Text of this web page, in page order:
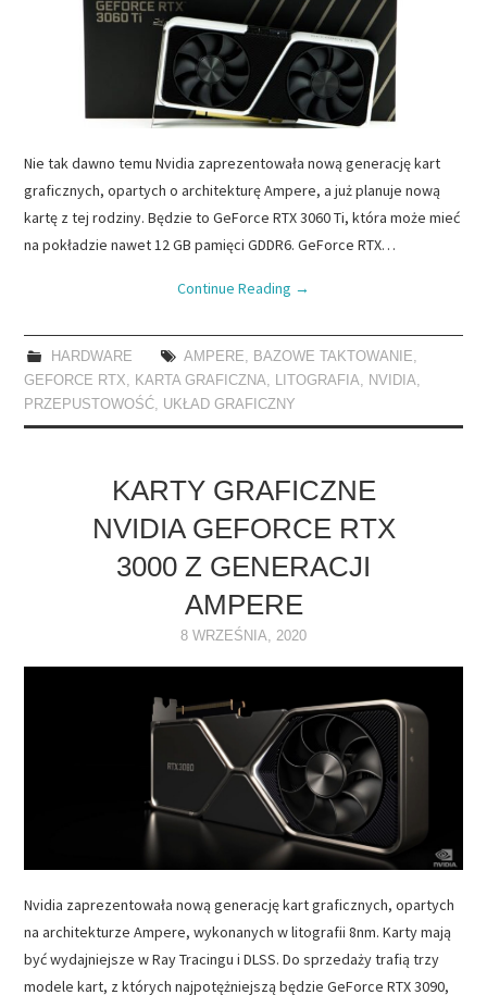
Nie tak dawno temu Nvidia zaprezentowała nową generację kart
graficznych, opartych o architekturę Ampere, a już planuje nową
kartę z tej rodziny. Będzie to GeForce RTX 3060 Ti, która może mieć
na pokładzie nawet 12 GB pamięci GDDR6. GeForce RTX…
Continue Reading →
HARDWARE AMPERE, BAZOWE TAKTOWANIE,
GEFORCE RTX, KARTA GRAFICZNA, LITOGRAFIA, NVIDIA,
PRZEPUSTOWOŚĆ, UKŁAD GRAFICZNY
KARTY GRAFICZNE
NVIDIA GEFORCE RTX
3000 Z GENERACJI
AMPERE
8 WRZEŚNIA, 2020
Nvidia zaprezentowała nową generację kart graficznych, opartych
na architekturze Ampere, wykonanych w litografii 8nm. Karty mają
być wydajniejsze w Ray Tracingu i DLSS. Do sprzedaży trafią trzy
modele kart, z których najpotężniejszą będzie GeForce RTX 3090,